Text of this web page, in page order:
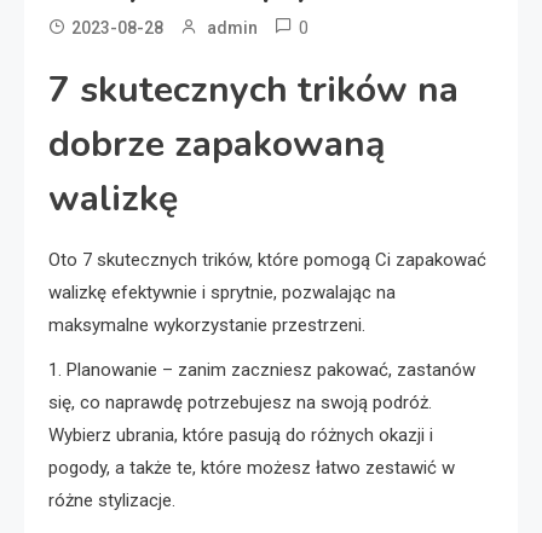
2023-08-28 admin 0
7 skutecznych trików na
dobrze zapakowaną
walizkę
Oto 7 skutecznych trików, które pomogą Ci zapakować
walizkę efektywnie i sprytnie, pozwalając na
maksymalne wykorzystanie przestrzeni.
1. Planowanie – zanim zaczniesz pakować, zastanów
się, co naprawdę potrzebujesz na swoją podróż.
Wybierz ubrania, które pasują do różnych okazji i
pogody, a także te, które możesz łatwo zestawić w
różne stylizacje.